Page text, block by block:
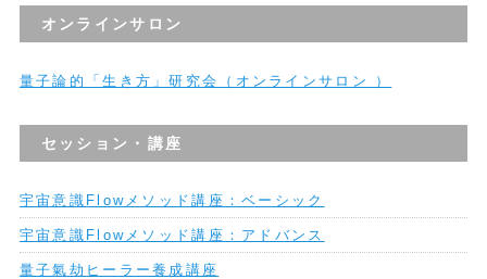
オンラインサロン
量子論的「生き方」研究会（オンラインサロン ）
セッション・講座
宇宙意識Flowメソッド講座：ベーシック
宇宙意識Flowメソッド講座：アドバンス
量子氣劫ヒーラー養成講座